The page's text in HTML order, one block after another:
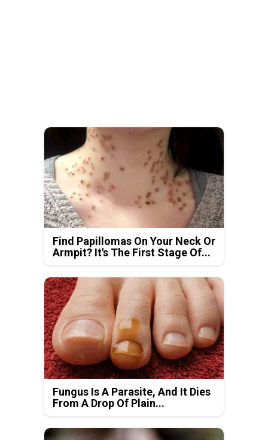
Find Papillomas On Your Neck Or
Armpit? It's The First Stage Of...
Fungus Is A Parasite, And It Dies
From A Drop Of Plain...